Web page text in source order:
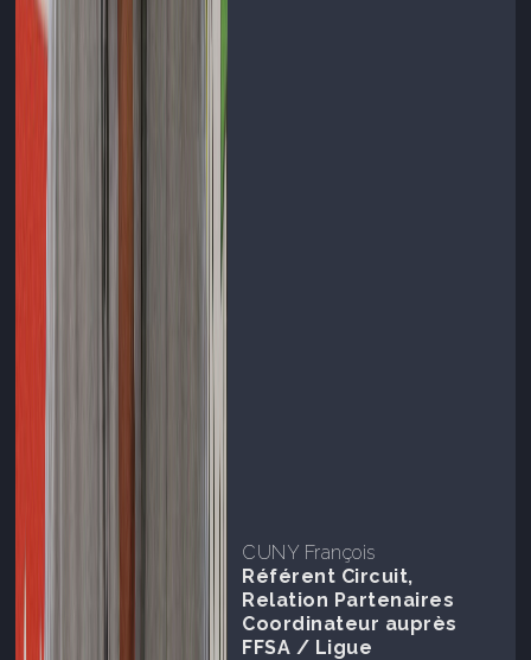
CUNY François
Référent Circuit,
Relation Partenaires
Coordinateur auprès
FFSA / Ligue